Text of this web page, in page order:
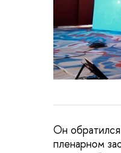
Он
пленарном